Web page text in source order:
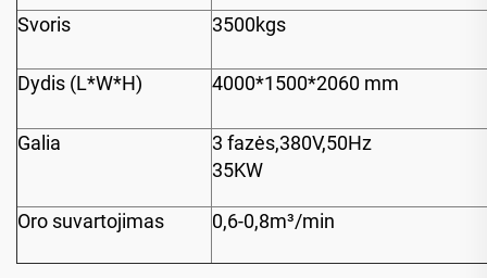
Svoris 3500kgs
Dydis (L*W*H) 4000*1500*2060 mm
Galia
3 fazės,380V,50Hz
35KW
Oro suvartojimas 0,6-0,8m³/min